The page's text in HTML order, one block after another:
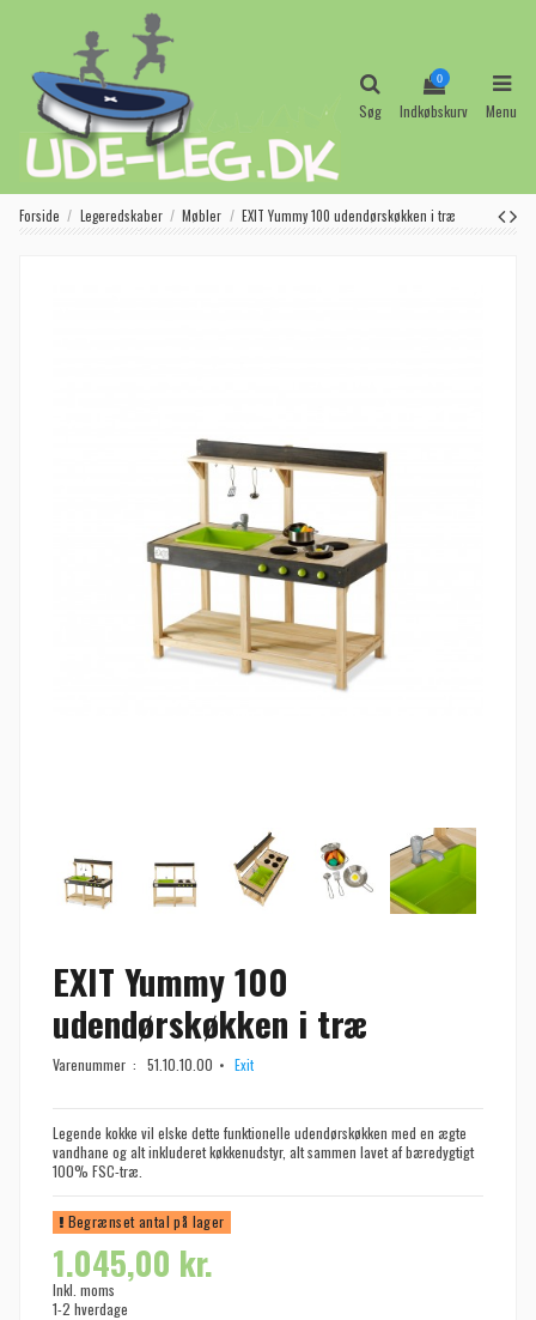
Søg
0
Indkøbskurv Menu
Forside Legeredskaber Møbler EXIT Yummy 100 udendørskøkken i træ
EXIT Yummy 100
udendørskøkken i træ
Varenummer : 51.10.10.00 Exit
Legende kokke vil elske dette funktionelle udendørskøkken med en ægte
vandhane og alt inkluderet køkkenudstyr, alt sammen lavet af bæredygtigt
100% FSC-træ.
Begrænset antal på lager
1.045,00 kr.
Inkl. moms
1-2 hverdage